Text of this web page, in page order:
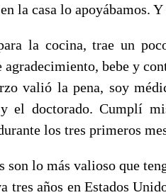
la casa lo apoyábamos.
la cocina, trae un
agradecimiento, bebe y
valió la pena, soy
el doctorado. Cumplí
los tres primeros
son lo más valioso que
tres años en Estados